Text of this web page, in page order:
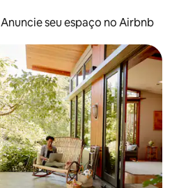
Anuncie seu espaço no Airbnb